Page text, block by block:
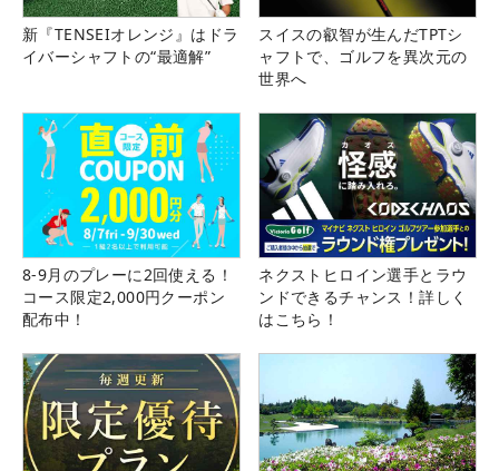
新『TENSEIオレンジ』はドラ
イバーシャフトの“最適解”
スイスの叡智が生んだTPTシ
ャフトで、ゴルフを異次元の
世界へ
8-9月のプレーに2回使える！
コース限定2,000円クーポン
配布中！
ネクストヒロイン選手とラウ
ンドできるチャンス！詳しく
はこちら！